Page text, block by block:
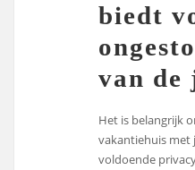
biedt
van de
Het is belangrijk
vakantiehuis met
voldoende